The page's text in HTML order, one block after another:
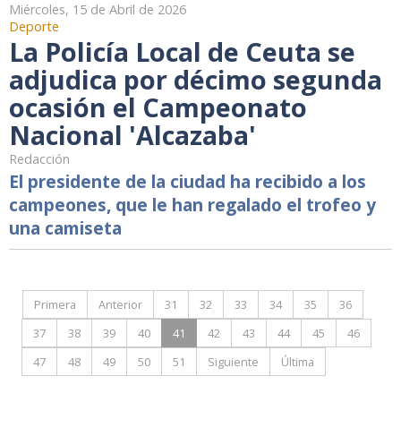
Miércoles, 15 de Abril de 2026
Deporte
La Policía Local de Ceuta se
adjudica por décimo segunda
ocasión el Campeonato
Nacional 'Alcazaba'
Redacción
El presidente de la ciudad ha recibido a los
campeones, que le han regalado el trofeo y
una camiseta
Primera Anterior 31 32 33 34 35
36
37
38 39 40 41 42 43 44 45
46
47
48 49 50 51 Siguiente Última